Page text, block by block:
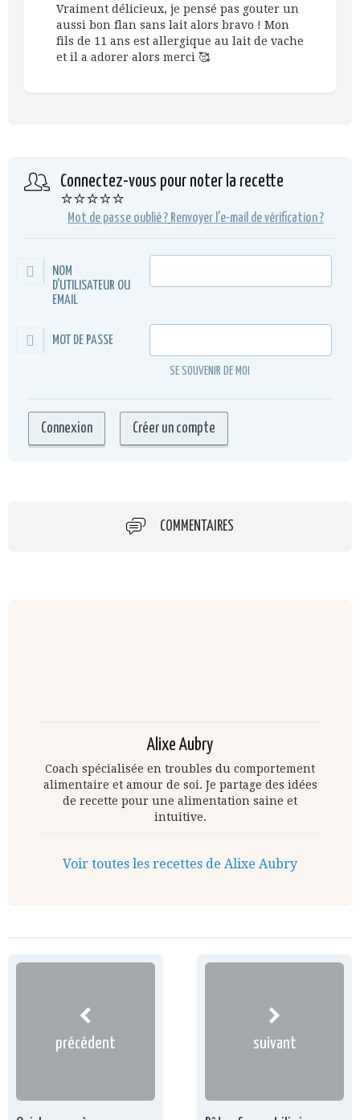
Vraiment délicieux, je pensé pas gouter un
aussi bon flan sans lait alors bravo ! Mon
fils de 11 ans est allergique au lait de vache
et il a adorer alors merci 🥰
Connectez-vous pour noter la recette
⭐⭐⭐⭐⭐
Mot de passe oublié ? Renvoyer l'e-mail de vérification ?
NOM
D'UTILISATEUR OU
EMAIL
MOT DE PASSE
SE SOUVENIR DE MOI
COMMENTAIRES
Alixe Aubry
Coach spécialisée en troubles du comportement
alimentaire et amour de soi. Je partage des idées
de recette pour une alimentation saine et
intuitive.
Voir toutes les recettes de Alixe Aubry
précédent suivant